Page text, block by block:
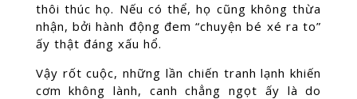
thôi thúc họ. Nếu có thể, họ cũng không thừa
nhận, bởi hành động đem “chuyện bé xé ra to”
ấy thật đáng xấu hổ.
Vậy rốt cuộc, những lần chiến tranh lạnh khiến
cơm không lành, canh chẳng ngọt ấy là do